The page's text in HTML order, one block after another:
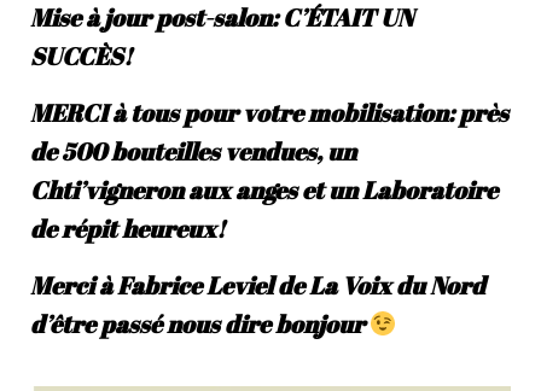
A
V
A
Mise à jour post-salon: C’ÉTAIT UN
SUCCÈS!
MERCI à tous pour votre mobilisation: près
de 500 bouteilles vendues, un
Chti’vigneron aux anges et un Laboratoire
de répit heureux!
Merci à Fabrice Leviel de La Voix du Nord
d’être passé nous dire bonjour